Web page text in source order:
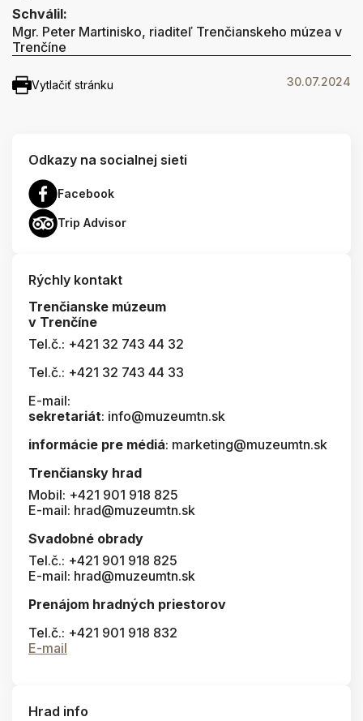
Schválil:
Mgr. Peter Martinisko, riaditeľ Trenčianskeho múzea v
Trenčíne
Vytlačiť stránku 30.07.2024
Odkazy na socialnej sieti
Facebook
Trip Advisor
Rýchly kontakt
Trenčianske múzeum
v Trenčíne
Tel.č.: +421 32 743 44 32
Tel.č.: +421 32 743 44 33
E-mail:
sekretariát: info@muzeumtn.sk
informácie pre médiá: marketing@muzeumtn.sk
Trenčiansky hrad
Mobil: +421 901 918 825
E-mail: hrad@muzeumtn.sk
Svadobné obrady
Tel.č.: +421 901 918 825
E-mail: hrad@muzeumtn.sk
Prenájom hradných priestorov
Tel.č.: +421 901 918 832
E-mail
Hrad info